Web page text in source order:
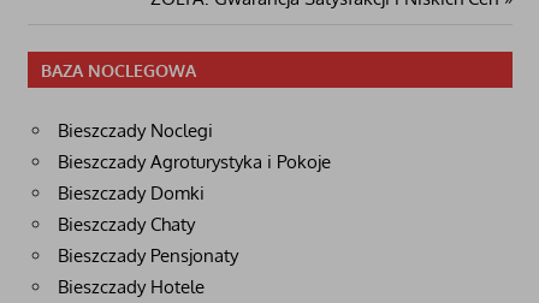
BAZA NOCLEGOWA
Bieszczady Noclegi
Bieszczady Agroturystyka i Pokoje
Bieszczady Domki
Bieszczady Chaty
Bieszczady Pensjonaty
Bieszczady Hotele